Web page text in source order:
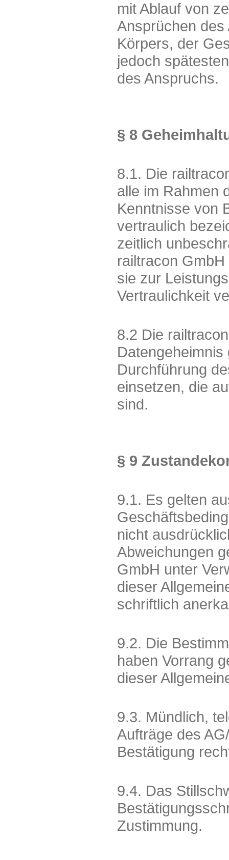
mit Ablauf von
Ansprüchen
Körpers, der
jedoch
des Anspruchs.
§ 8
8.1. Die
alle im Rahmen
Kenntnisse von
vertraulich
zeitlich
railtracon
sie zur
Vertraulichkeit
8.2 Die
Durchführung
einsetzen, die
sind.
§ 9
9.1. Es gelten
nicht
Abweichungen
GmbH unter
dieser
schriftlich
9.2. Die
haben Vorrang
dieser
9.3. Mündlich,
Aufträge des
Bestätigung
9.4. Das
Zustimmung.